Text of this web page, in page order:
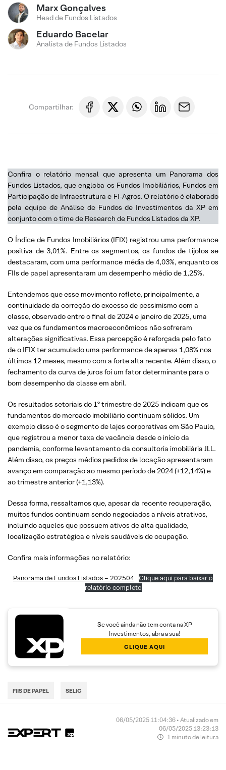
Marx Gonçalves
Head de Fundos Listados
Eduardo Bacelar
Analista de Fundos Listados
Compartilhar:
Confira o relatório mensal que apresenta um Panorama dos
Fundos Listados, que engloba os Fundos Imobiliários, Fundos em
Participação de Infraestrutura e FI-Agros. O relatório é elaborado
pela equipe de Análise de Fundos de Investimentos da XP em
conjunto com o time de Research de Fundos Listados da XP.
O Índice de Fundos Imobiliários (IFIX) registrou uma performance
positiva de 3,01%. Entre os segmentos, os fundos de tijolos se
destacaram, com uma performance média de 4,03%, enquanto os
FIIs de papel apresentaram um desempenho médio de 1,25%.
Entendemos que esse movimento reflete, principalmente, a
continuidade da correção do excesso de pessimismo com a
classe, observado entre o final de 2024 e janeiro de 2025, uma
vez que os fundamentos macroeconômicos não sofreram
alterações significativas. Essa percepção é reforçada pelo fato
de o IFIX ter acumulado uma performance de apenas 1,08% nos
últimos 12 meses, mesmo com a forte alta recente. Além disso, o
fechamento da curva de juros foi um fator determinante para o
bom desempenho da classe em abril.
Os resultados setoriais do 1º trimestre de 2025 indicam que os
fundamentos do mercado imobiliário continuam sólidos. Um
exemplo disso é o segmento de lajes corporativas em São Paulo,
que registrou a menor taxa de vacância desde o início da
pandemia, conforme levantamento da consultoria imobiliária JLL.
Além disso, os preços médios pedidos de locação apresentaram
avanço em comparação ao mesmo período de 2024 (+12,14%) e
ao trimestre anterior (+1,13%).
Dessa forma, ressaltamos que, apesar da recente recuperação,
muitos fundos continuam sendo negociados a níveis atrativos,
incluindo aqueles que possuem ativos de alta qualidade,
localização estratégica e níveis saudáveis de ocupação.
Confira mais informações no relatório:
Panorama de Fundos Listados – 202504 Clique aqui para baixar o
relatório completo
Se você ainda não tem conta na XP
Investimentos, abra a sua!
CLIQUE AQUI
FIIS DE PAPEL SELIC
06/05/2025 11:04:36 • Atualizado em
06/05/2025 13:23:13
1 minuto de leitura